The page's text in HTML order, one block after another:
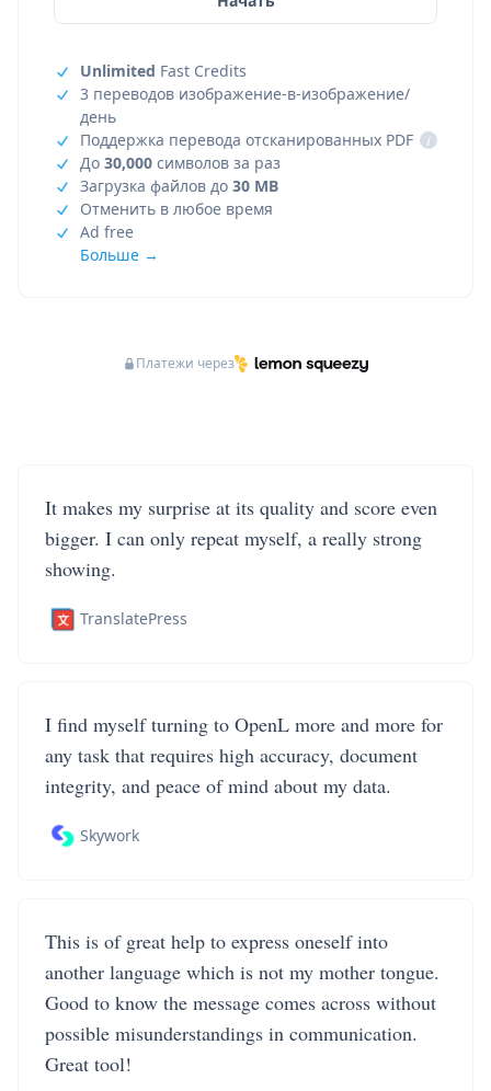
Unlimited Fast Credits
3 переводов изображение-в-изображение/
день
Поддержка перевода отсканированных PDF
i
До 30,000 символов за раз
Загрузка файлов до 30 MB
Отменить в любое время
Ad free
Больше →
Платежи через
It makes my surprise at its quality and score even
bigger. I can only repeat myself, a really strong
showing.
TranslatePress
I find myself turning to OpenL more and more for
any task that requires high accuracy, document
integrity, and peace of mind about my data.
Skywork
This is of great help to express oneself into
another language which is not my mother tongue.
Good to know the message comes across without
possible misunderstandings in communication.
Great tool!